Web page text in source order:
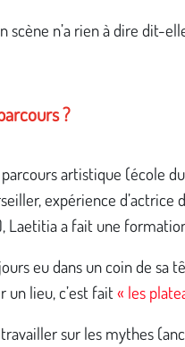
scène n’a rien à dire dit-
?
artistique (école
expérience d’actrice
Laetitia a fait une
eu dans un coin de
un lieu, c’est fait« les
sur les mythes